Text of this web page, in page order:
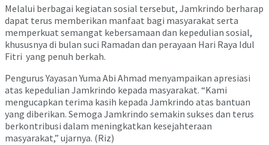
Melalui berbagai kegiatan sosial tersebut, Jamkrindo berharap
dapat terus memberikan manfaat bagi masyarakat serta
memperkuat semangat kebersamaan dan kepedulian sosial,
khususnya di bulan suci Ramadan dan perayaan Hari Raya Idul
Fitri yang penuh berkah.
Pengurus Yayasan Yuma Abi Ahmad menyampaikan apresiasi
atas kepedulian Jamkrindo kepada masyarakat. “Kami
mengucapkan terima kasih kepada Jamkrindo atas bantuan
yang diberikan. Semoga Jamkrindo semakin sukses dan terus
berkontribusi dalam meningkatkan kesejahteraan
masyarakat,” ujarnya. (Riz)